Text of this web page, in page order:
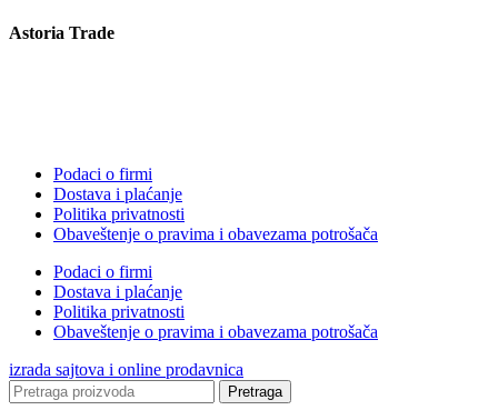
Astoria Trade
Podaci o firmi
Dostava i plaćanje
Politika privatnosti
Obaveštenje o pravima i obavezama potrošača
Podaci o firmi
Dostava i plaćanje
Politika privatnosti
Obaveštenje o pravima i obavezama potrošača
izrada sajtova i online prodavnica
Pretraga